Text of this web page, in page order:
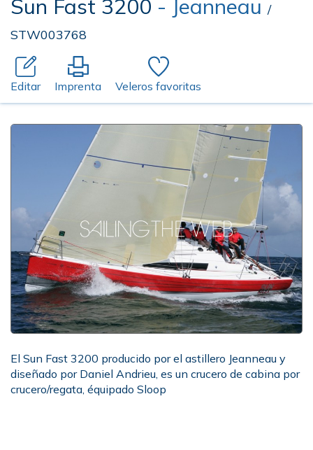
Sun Fast 3200 - Jeanneau /
STW003768
Editar Imprenta Veleros favoritas
El Sun Fast 3200 producido por el astillero Jeanneau y
diseñado por Daniel Andrieu, es un crucero de cabina por
crucero/regata, équipado Sloop